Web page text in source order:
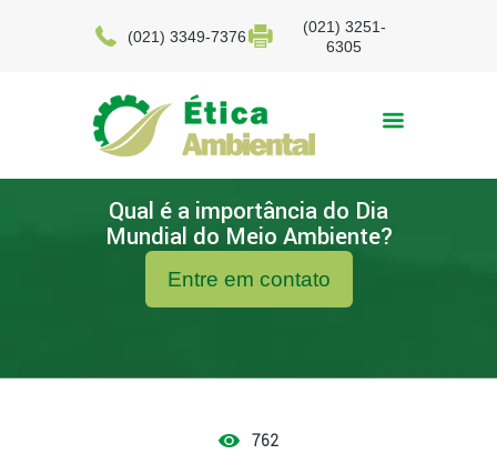
(021) 3349-7376
(021) 3251-
6305
Entre em contato
Qual é a importância do Dia
Mundial do Meio Ambiente?
762